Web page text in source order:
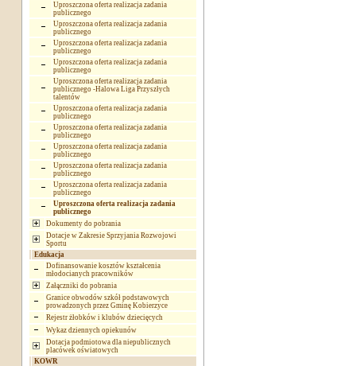
Uproszczona oferta realizacja zadania
publicznego
Uproszczona oferta realizacja zadania
publicznego
Uproszczona oferta realizacja zadania
publicznego
Uproszczona oferta realizacja zadania
publicznego
Uproszczona oferta realizacja zadania
publicznego -Halowa Liga Przyszłych
talentów
Uproszczona oferta realizacja zadania
publicznego
Uproszczona oferta realizacja zadania
publicznego
Uproszczona oferta realizacja zadania
publicznego
Uproszczona oferta realizacja zadania
publicznego
Uproszczona oferta realizacja zadania
publicznego
Uproszczona oferta realizacja zadania
publicznego
Dokumenty do pobrania
Dotacje w Zakresie Sprzyjania Rozwojowi
Sportu
Edukacja
Dofinansowanie kosztów kształcenia
młodocianych pracowników
Załączniki do pobrania
Granice obwodów szkół podstawowych
prowadzonych przez Gminę Kobierzyce
Rejestr żłobków i klubów dziecięcych
Wykaz dziennych opiekunów
Dotacja podmiotowa dla niepublicznych
placówek oświatowych
KOWR